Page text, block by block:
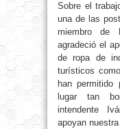
Sobre el
una de las
miembro de
agradeció el
de ropa de
turísticos
han
lugar tan
intendente
apoyan